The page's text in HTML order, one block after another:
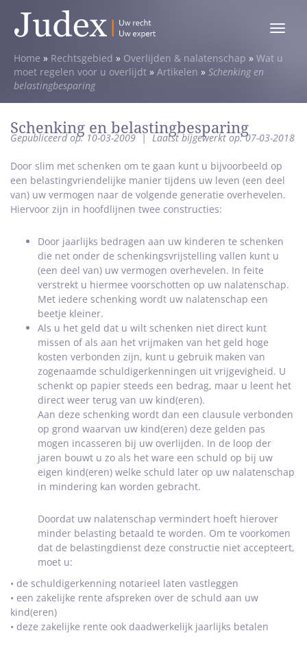
Toggle
Home » Rechtsgebied » Overlijden & nalatenschap » Wat u
moet regelen voor u overlijdt » Artikelen » Schenking en
belastingbesparing
Schenking en belastingbesparing
Gepubliceerd op: 10-03-2009|Laatst bijgewerkt op: 07-03-2018
Door slim met schenken om te gaan kunt u bijvoorbeeld op
een belastingvriendelijke manier tijdens uw leven (een deel
van) uw vermogen naar de volgende generatie overhevelen.
Hiervoor zijn in hoofdlijnen twee constructies:
Door jaarlijks bedragen aan uw kinderen te schenken
die net onder de schenkingsvrijstelling vallen kunt u
(een deel van) uw vermogen overhevelen. In feite
verstrekt u hiermee voorschotten op uw nalatenschap.
Met iedere schenking wordt uw nalatenschap een
beetje kleiner.
Als u het geld dat u wilt schenken niet direct kunt
missen of als aan het vrijmaken van het geld hoge
kosten verbonden zijn, kunt u gebruik maken van
zogenaamde schuldigerkenningen uit vrijgevigheid. U
schenkt op papier steeds een bedrag, maar u leent het
direct weer terug van uw kind(eren).
Aan deze schenking wordt dan een clausule verbonden
op grond waarvan uw kind(eren) deze gelden pas
mogen incasseren bij uw overlijden. In de loop der
jaren bouwt u zo als het ware een schuld op bij uw
eigen kind(eren) welke schuld later op uw nalatenschap
in mindering kan worden gebracht.
Doordat uw nalatenschap vermindert hoeft hierover
minder belasting betaald te worden. Om te voorkomen
dat de belastingdienst deze constructie niet accepteert,
moet u:
• de schuldigerkenning notarieel laten vastleggen
• een zakelijke rente afspreken over de schuld aan uw
kind(eren)
• deze zakelijke rente ook daadwerkelijk jaarlijks betalen